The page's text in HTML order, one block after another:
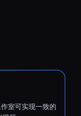
室可实现一致的